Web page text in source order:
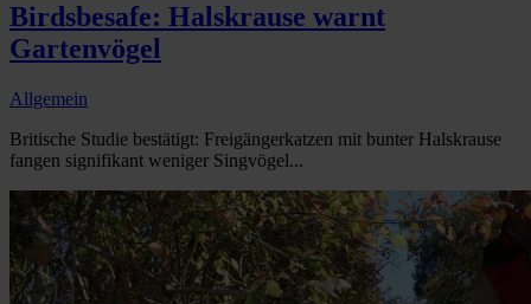
Birdsbesafe: Halskrause warnt
Gartenvögel
Allgemein
Britische Studie bestätigt: Freigängerkatzen mit bunter Halskrause
fangen signifikant weniger Singvögel...